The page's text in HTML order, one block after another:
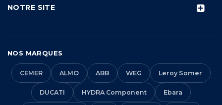
NOTRE SITE
NOS MARQUES
CEMER ALMO ABB WEG Leroy Somer
DUCATI HYDRA Component Ebara